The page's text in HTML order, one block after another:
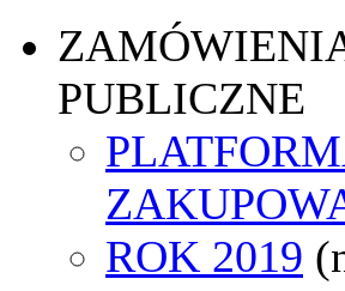
PUBLICZNE
ROK 2019